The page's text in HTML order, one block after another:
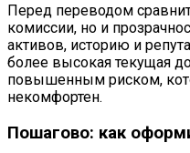
Перед переводом
комиссии, но и
активов, историю и
более высокая текущая
повышенным риском,
некомфортен.
Пошагово: как